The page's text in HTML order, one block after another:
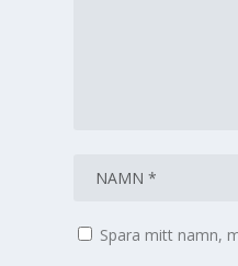
Spara mitt namn,